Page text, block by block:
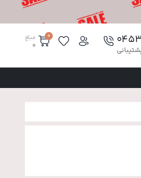
مبلغ
0
0